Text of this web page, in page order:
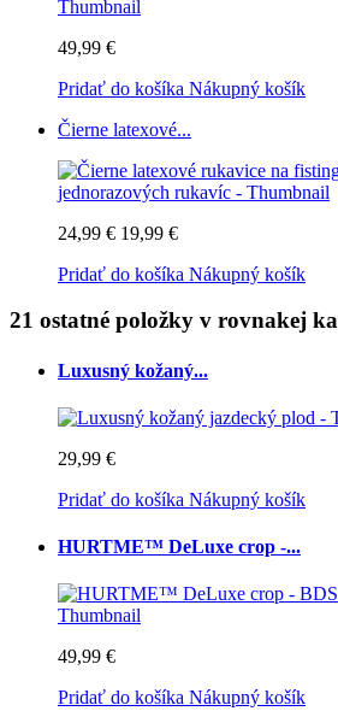
49,99 €
Pridať do košíka Nákupný košík
Čierne latexové...
24,99 € 19,99 €
Pridať do košíka Nákupný košík
21 ostatné položky v rovnakej
Luxusný kožaný...
29,99 €
Pridať do košíka Nákupný košík
HURTME™ DeLuxe crop -...
49,99 €
Pridať do košíka Nákupný košík